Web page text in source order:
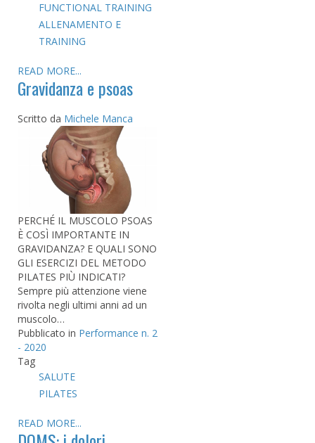
FUNCTIONAL TRAINING
ALLENAMENTO E
TRAINING
READ MORE...
Gravidanza e psoas
Scritto da Michele Manca
PERCHÉ IL MUSCOLO PSOAS
È COSÌ IMPORTANTE IN
GRAVIDANZA? E QUALI SONO
GLI ESERCIZI DEL METODO
PILATES PIÙ INDICATI?
Sempre più attenzione viene
rivolta negli ultimi anni ad un
muscolo…
Pubblicato in Performance n. 2
- 2020
Tag
SALUTE
PILATES
READ MORE...